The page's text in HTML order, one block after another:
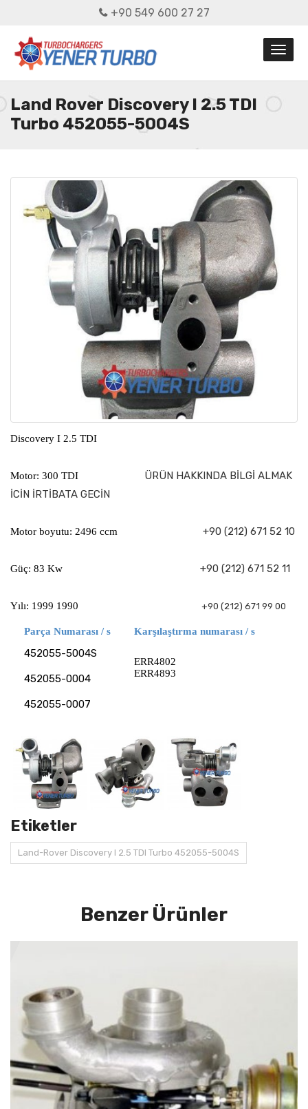
+90 549 600 27 27
Land Rover Discovery I 2.5 TDI
Turbo 452055-5004S
Discovery I 2.5 TDI
Motor: 300 TDI ÜRÜN HAKKINDA BİLGİ ALMAK
İCİN İRTİBATA GECİN
Motor boyutu: 2496 ccm +90 (212) 671 52 10
Güç: 83 Kw +90 (212) 671 52 11
Yılı: 1999 1990 +90 (212) 671 99 00
Parça Numarası / s
452055-5004S
452055-0004
452055-0007
Karşılaştırma numarası / s
ERR4802
ERR4893
Etiketler
Land-Rover Discovery I 2.5 TDI Turbo 452055-5004S
Benzer Ürünler